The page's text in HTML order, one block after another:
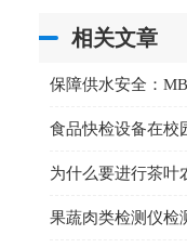
相关文章
食品快检设备在校
为什么要进行茶叶
果蔬肉类检测仪检